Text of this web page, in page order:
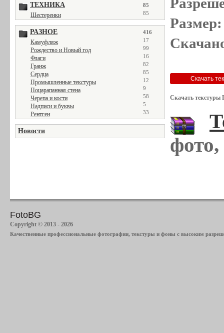
ТЕХНИКА 85
Шестеренки 85
РАЗНОЕ 416
Камуфляж 17
Рождество и Новый год 99
Флаги 16
Гранж 82
Сердца 85
Промышленные текстуры 12
Поцарапанная стена 9
Черепа и кости 58
Надписи и буквы 5
Рентген 33
Новости
Скачать текстуры
FotoBG
Copyright © 2013 - 2026
Качественные профессиональные фотографии, текстуры и фоны с высоким